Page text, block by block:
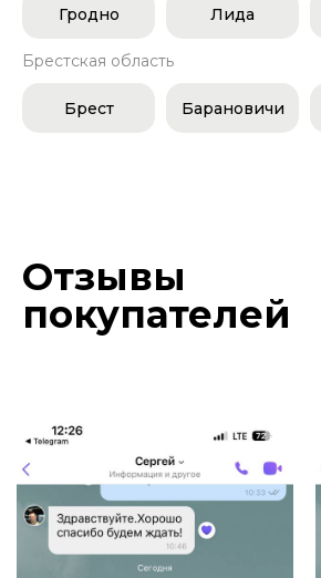
Гродно Лида
Брестская область
Брест Барановичи
Отзывы
покупателей